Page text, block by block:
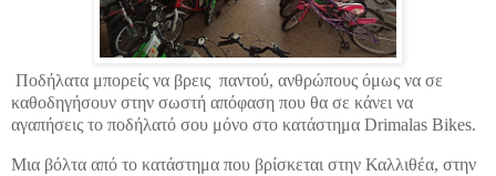
Ποδήλατα μπορείς να βρεις παντού, ανθρώπους όμως να σε
καθοδηγήσουν στην σωστή απόφαση που θα σε κάνει να
αγαπήσεις το ποδήλατό σου μόνο στο κατάστημα Drimalas Bikes.
Μια βόλτα από το κατάστημα που βρίσκεται στην Καλλιθέα, στην